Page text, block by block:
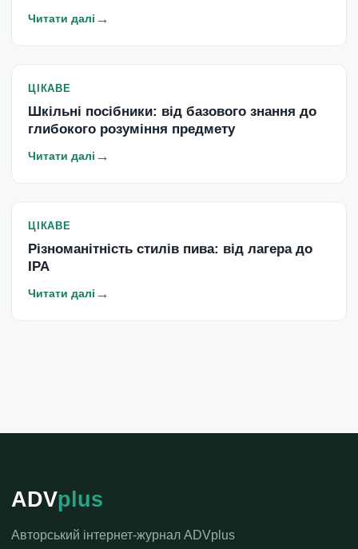
Читати далі →
ЦІКАВЕ
Шкільні посібники: від базового знання до
глибокого розуміння предмету
Читати далі →
ЦІКАВЕ
Різноманітність стилів пива: від лагера до
IPA
Читати далі →
ADVplus
Авторський інтернет-журнал ADVplus